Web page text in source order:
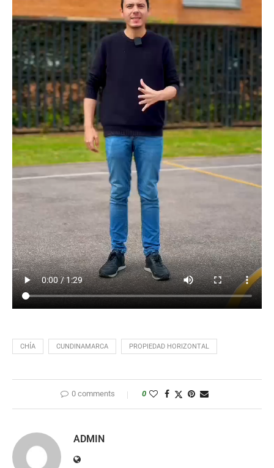
CHÍA CUNDINAMARCA PROPIEDAD HORIZONTAL
0 comments 0
ADMIN